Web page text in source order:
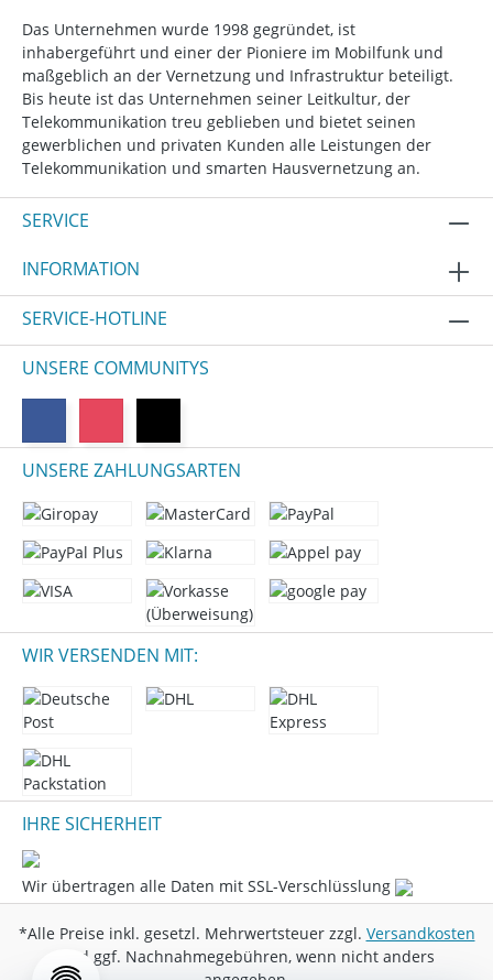
Das Unternehmen wurde 1998 gegründet, ist
inhabergeführt und einer der Pioniere im Mobilfunk und
maßgeblich an der Vernetzung und Infrastruktur beteiligt.
Bis heute ist das Unternehmen seiner Leitkultur, der
Telekommunikation treu geblieben und bietet seinen
gewerblichen und privaten Kunden alle Leistungen der
Telekommunikation und smarten Hausvernetzung an.
SERVICE
INFORMATION
SERVICE-HOTLINE
UNSERE COMMUNITYS
UNSERE ZAHLUNGSARTEN
WIR VERSENDEN MIT:
IHRE SICHERHEIT
Wir übertragen alle Daten mit SSL-Verschlüsslung
*Alle Preise inkl. gesetzl. Mehrwertsteuer zzgl. Versandkosten
und ggf. Nachnahmegebühren, wenn nicht anders